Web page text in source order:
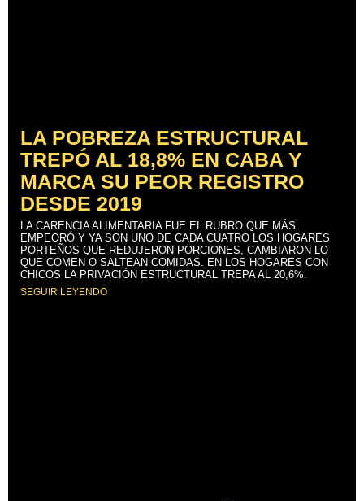
LA POBREZA ESTRUCTURAL
TREPÓ AL 18,8% EN CABA Y
MARCA SU PEOR REGISTRO
DESDE 2019
LA CARENCIA ALIMENTARIA FUE EL RUBRO QUE MÁS
EMPEORÓ Y YA SON UNO DE CADA CUATRO LOS HOGARES
PORTEÑOS QUE REDUJERON PORCIONES, CAMBIARON LO
QUE COMEN O SALTEAN COMIDAS. EN LOS HOGARES CON
CHICOS LA PRIVACIÓN ESTRUCTURAL TREPA AL 20,6%.
SEGUIR LEYENDO